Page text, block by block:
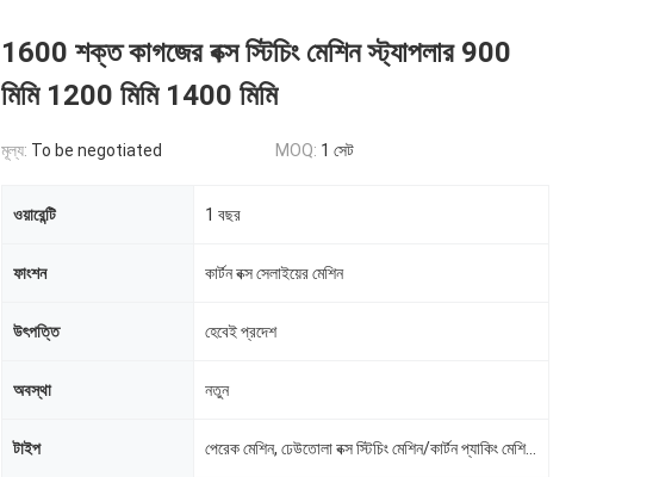
1600 শক্ত কাগজের বক্স স্টিচিং মেশিন স্ট্যাপলার 900
মিমি 1200 মিমি 1400 মিমি
মূল্য: To be negotiated MOQ: 1 সেট
ওয়ারেন্টি 1 বছর
ফাংশন কার্টন বক্স সেলাইয়ের মেশিন
উৎপত্তি হেবেই প্রদেশ
অবস্থা নতুন
টাইপ পেরেক মেশিন, ঢেউতোলা বক্স স্টিচিং মেশিন/কার্টন প্যাকিং মেশিনের দাম